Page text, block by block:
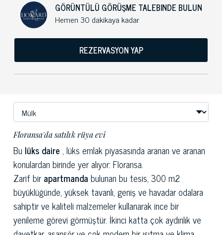
GÖRÜNTÜLÜ GÖRÜŞME TALEBINDE BULUN
Hemen 30 dakikaya kadar
REZERVASYON YAP
Floransa'da satılık rüya evi
Bu lüks daire , lüks emlak piyasasında aranan ve aranan
konulardan birinde yer alıyor: Floransa.
Zarif birapartmanda bulunan bu tesis, 300 m2
büyüklüğünde, yüksek tavanlı, geniş ve havadar odalara
sahiptir ve kaliteli malzemeler kullanarak ince bir
yenileme görevi görmüştür. İkinci katta çok aydınlık ve